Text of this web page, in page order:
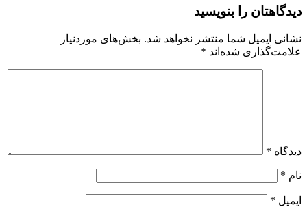
دیدگاهتان را بنویسید
نشانی ایمیل شما منتشر نخواهد شد. بخش‌های موردنیاز
علامت‌گذاری شده‌اند *
دیدگاه *
نام *
ایمیل *